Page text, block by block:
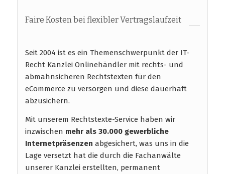
Faire Kosten bei flexibler Vertragslaufzeit
Seit 2004 ist es ein Themenschwerpunkt der IT-
Recht Kanzlei Onlinehändler mit rechts- und
abmahnsicheren Rechtstexten für den
eCommerce zu versorgen und diese dauerhaft
abzusichern.
Mit unserem Rechtstexte-Service haben wir
inzwischen mehr als 30.000 gewerbliche
Internetpräsenzen abgesichert, was uns in die
Lage versetzt hat die durch die Fachanwälte
unserer Kanzlei erstellten, permanent